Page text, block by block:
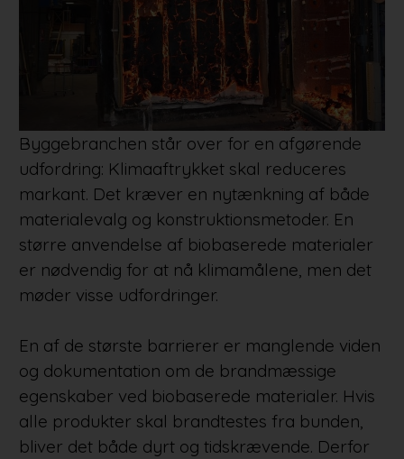
Byggebranchen står over for en afgørende
udfordring: Klimaaftrykket skal reduceres
markant. Det kræver en nytænkning af både
materialevalg og konstruktionsmetoder. En
større anvendelse af biobaserede materialer
er nødvendig for at nå klimamålene, men det
møder visse udfordringer.
En af de største barrierer er manglende viden
og dokumentation om de brandmæssige
egenskaber ved biobaserede materialer. Hvis
alle produkter skal brandtestes fra bunden,
bliver det både dyrt og tidskrævende. Derfor